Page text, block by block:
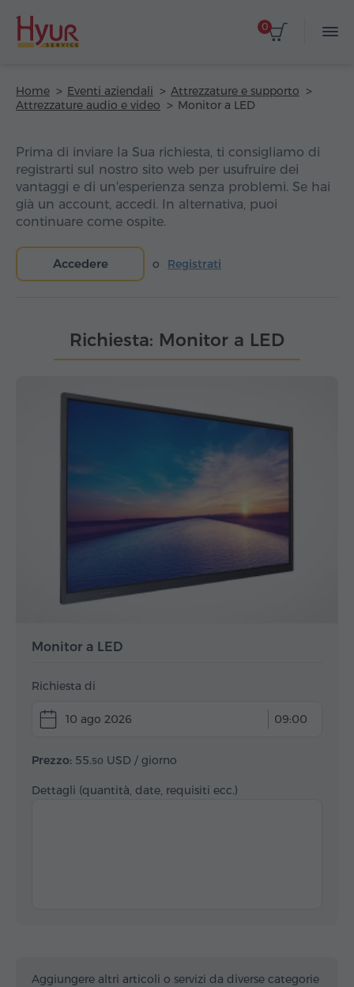
0
Home Eventi aziendali
Attrezzature e supporto
Attrezzature audio e video
Monitor a LED
Prima di inviare la Sua richiesta, ti consigliamo di
registrarti sul nostro sito web per usufruire dei
vantaggi e di un'esperienza senza problemi. Se hai
già un account, accedi. In alternativa, puoi
continuare come ospite.
Accedere o Registrati
Richiesta: Monitor a LED
Monitor a LED
Richiesta di
10 ago 2026 09:00
Prezzo: 55.50 USD / giorno
Dettagli (quantità, date, requisiti ecc.)
Aggiungere altri articoli o servizi da diverse categorie